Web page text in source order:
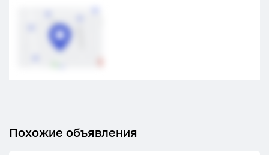
Похожие объявления